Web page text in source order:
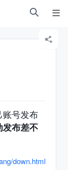
 
账号发布
发布差不
down.html
